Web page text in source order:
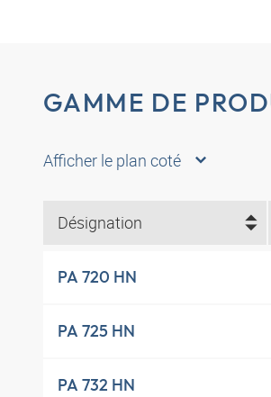
GAMME DE
Afficher le plan coté
Désignation
PA 720 HN
PA 725 HN
PA 732 HN